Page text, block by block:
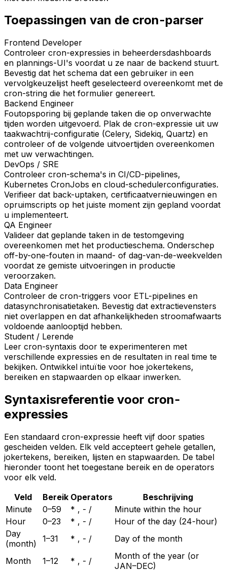
Toepassingen van de cron-parser
Frontend Developer
Controleer cron-expressies in beheerdersdashboards
en plannings-UI's voordat u ze naar de backend stuurt.
Bevestig dat het schema dat een gebruiker in een
vervolgkeuzelijst heeft geselecteerd overeenkomt met de
cron-string die het formulier genereert.
Backend Engineer
Foutopsporing bij geplande taken die op onverwachte
tijden worden uitgevoerd. Plak de cron-expressie uit uw
taakwachtrij-configuratie (Celery, Sidekiq, Quartz) en
controleer of de volgende uitvoertijden overeenkomen
met uw verwachtingen.
DevOps / SRE
Controleer cron-schema's in CI/CD-pipelines,
Kubernetes CronJobs en cloud-schedulerconfiguraties.
Verifieer dat back-uptaken, certificaatvernieuwingen en
opruimscripts op het juiste moment zijn gepland voordat
u implementeert.
QA Engineer
Valideer dat geplande taken in de testomgeving
overeenkomen met het productieschema. Onderschep
off-by-one-fouten in maand- of dag-van-de-weekvelden
voordat ze gemiste uitvoeringen in productie
veroorzaken.
Data Engineer
Controleer de cron-triggers voor ETL-pipelines en
datasynchronisatietaken. Bevestig dat extractievensters
niet overlappen en dat afhankelijkheden stroomafwaarts
voldoende aanlooptijd hebben.
Student / Lerende
Leer cron-syntaxis door te experimenteren met
verschillende expressies en de resultaten in real time te
bekijken. Ontwikkel intuïtie voor hoe jokertekens,
bereiken en stapwaarden op elkaar inwerken.
Syntaxisreferentie voor cron-
expressies
Een standaard cron-expressie heeft vijf door spaties
gescheiden velden. Elk veld accepteert gehele getallen,
jokertekens, bereiken, lijsten en stapwaarden. De tabel
hieronder toont het toegestane bereik en de operators
voor elk veld.
Veld
Bereik Operators
Beschrijving
Minute
0–59 * , - /
Minute within the hour
Hour
0–23 * , - /
Hour of the day (24-hour)
Day
(month)
1–31 * , - / Day of the month
Month 1–12 * , - /
Month of the year (or
JAN–DEC)